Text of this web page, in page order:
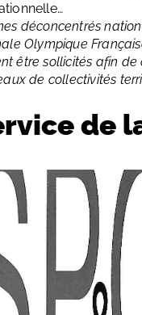
déconcentrés
Olympique
être sollicités afin
de collectivités
de